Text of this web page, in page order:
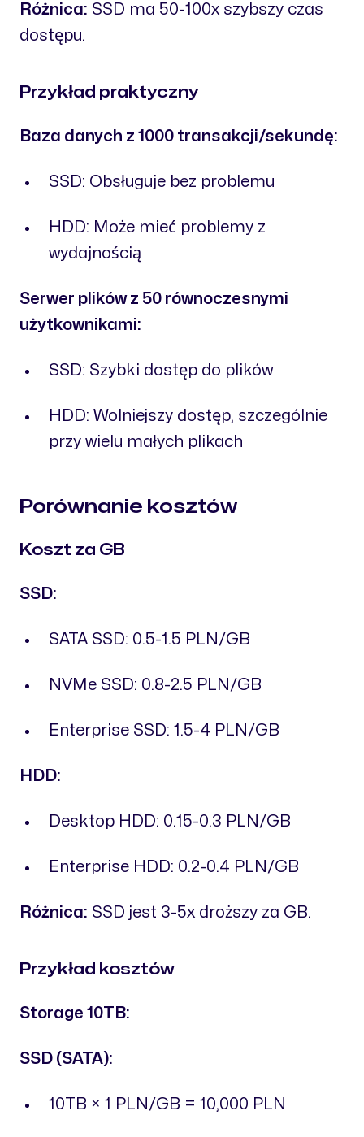
Różnica: SSD ma 50-100x szybszy czas
dostępu.
Przykład praktyczny
Baza danych z 1000 transakcji/sekundę:
SSD: Obsługuje bez problemu
HDD: Może mieć problemy z
wydajnością
Serwer plików z 50 równoczesnymi
użytkownikami:
SSD: Szybki dostęp do plików
HDD: Wolniejszy dostęp, szczególnie
przy wielu małych plikach
Porównanie kosztów
Koszt za GB
SSD:
SATA SSD: 0.5-1.5 PLN/GB
NVMe SSD: 0.8-2.5 PLN/GB
Enterprise SSD: 1.5-4 PLN/GB
HDD:
Desktop HDD: 0.15-0.3 PLN/GB
Enterprise HDD: 0.2-0.4 PLN/GB
Różnica: SSD jest 3-5x droższy za GB.
Przykład kosztów
Storage 10TB:
SSD (SATA):
10TB × 1 PLN/GB = 10,000 PLN